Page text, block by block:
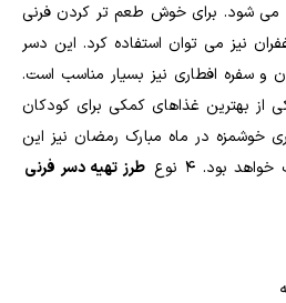
می شود. برای خوش طعم تر کردن فرنی
نیز می توان استفاده کرد. این دسر
و سفره افطاری نیز بسیار مناسب است.
بهترین غذاهای کمکی برای کودکان
خوشمزه در ماه مبارک رمضان نیز این
بود. ۴ نوع
طرز تهیه دسر فرنی